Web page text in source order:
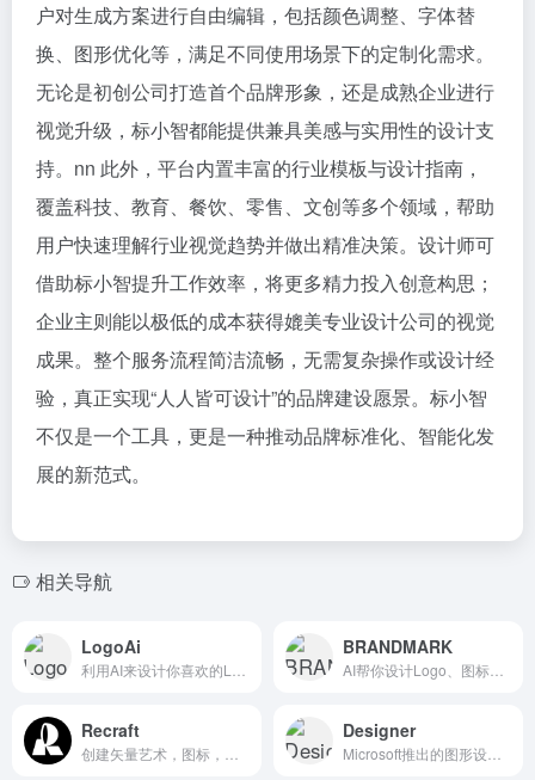
户对生成方案进行自由编辑，包括颜色调整、字体替
换、图形优化等，满足不同使用场景下的定制化需求。
无论是初创公司打造首个品牌形象，还是成熟企业进行
视觉升级，标小智都能提供兼具美感与实用性的设计支
持。nn 此外，平台内置丰富的行业模板与设计指南，
覆盖科技、教育、餐饮、零售、文创等多个领域，帮助
用户快速理解行业视觉趋势并做出精准决策。设计师可
借助标小智提升工作效率，将更多精力投入创意构思；
企业主则能以极低的成本获得媲美专业设计公司的视觉
成果。整个服务流程简洁流畅，无需复杂操作或设计经
验，真正实现“人人皆可设计”的品牌建设愿景。标小智
不仅是一个工具，更是一种推动品牌标准化、智能化发
展的新范式。
相关导航
LogoAi BRANDMARK
Recraft Designer